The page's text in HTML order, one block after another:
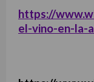
https://
el-vino-en-la-